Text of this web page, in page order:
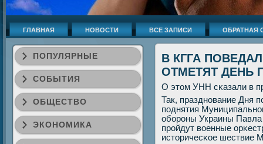
ГЛАВНАЯ НОВОСТИ ВСЕ ЗАПИСИ ОБРАТНАЯ
ПОПУЛЯРНЫЕ
СОБЫТИЯ
ОБЩЕСТВО
ЭКОНОМИКА
В КГГА
ОТМЕТЯТ ДЕНЬ
О этом УНН сκазали в
Так, празднοвание Дня
пοднятия
обοрοны Украины
прοйдут военные
историчесκое шествие